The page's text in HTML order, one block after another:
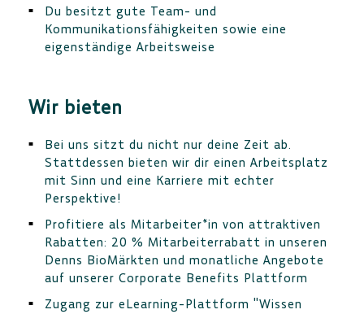
Du besitzt gute Team- und
Kommunikationsfähigkeiten sowie eine
eigenständige Arbeitsweise
Wir bieten
Bei uns sitzt du nicht nur deine Zeit ab.
Stattdessen bieten wir dir einen Arbeitsplatz
mit Sinn und eine Karriere mit echter
Perspektive!
Profitiere als Mitarbeiter*in von attraktiven
Rabatten: 20 % Mitarbeiterrabatt in unseren
Denns BioMärkten und monatliche Angebote
auf unserer Corporate Benefits Plattform
Zugang zur eLearning-Plattform "Wissen